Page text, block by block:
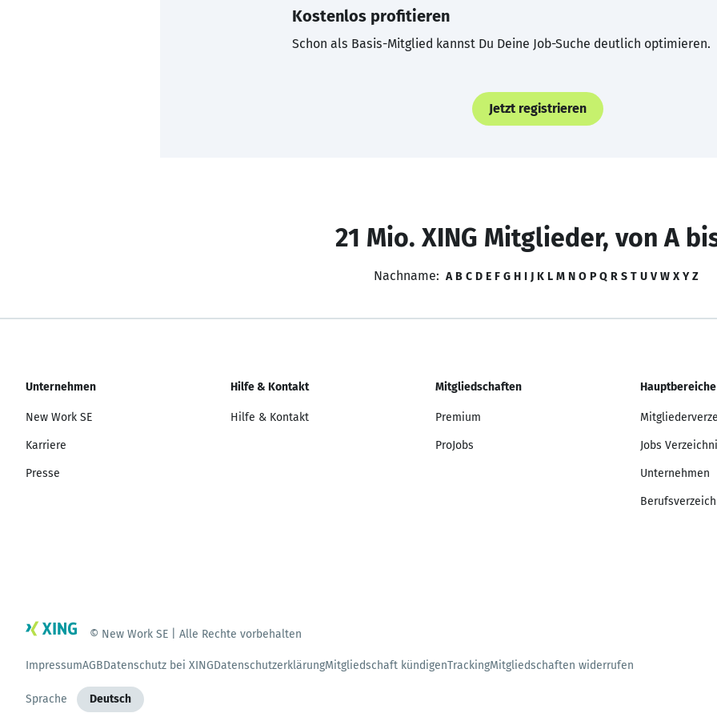
Kostenlos profitieren
Schon als Basis-Mitglied kannst Du Deine Job-Suche deutlich optimieren.
Jetzt registrieren
21 Mio. XING Mitglieder, von A
Nachname: A B C D E F G H I J K L M N O P Q R S T U V W X Y Z
Unternehmen
New Work SE
Karriere
Presse
Hilfe & Kontakt
Hilfe & Kontakt
Mitgliedschaften
Premium
ProJobs
Hauptbereiche
Jobs
Unternehmen
© New Work SE | Alle Rechte vorbehalten
ImpressumAGBDatenschutz bei XINGDatenschutzerklärungMitgliedschaft kündigenTrackingMitgliedschaften widerrufen
Sprache Deutsch